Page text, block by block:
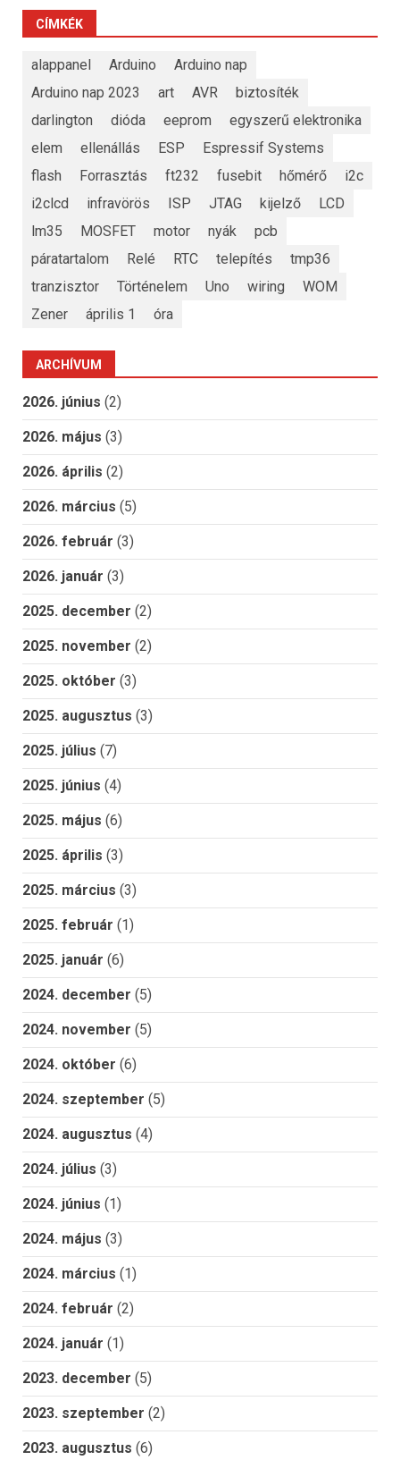
CÍMKÉK
alappanel Arduino
Arduino nap
Arduino nap 2023
art AVR
biztosíték
darlington
dióda eeprom
egyszerű elektronika
elem
ellenállás ESP
Espressif Systems
flash
Forrasztás ft232 fusebit hőmérő
i2c
i2clcd
infravörös ISP JTAG kijelző
LCD
lm35
MOSFET motor nyák
pcb
páratartalom
Relé RTC telepítés
tmp36
tranzisztor
Történelem Uno wiring
WOM
Zener
április 1 óra
ARCHÍVUM
2026. június (2)
2026. május (3)
2026. április (2)
2026. március (5)
2026. február (3)
2026. január (3)
2025. december (2)
2025. november (2)
2025. október (3)
2025. augusztus (3)
2025. július (7)
2025. június (4)
2025. május (6)
2025. április (3)
2025. március (3)
2025. február (1)
2025. január (6)
2024. december (5)
2024. november (5)
2024. október (6)
2024. szeptember (5)
2024. augusztus (4)
2024. július (3)
2024. június (1)
2024. május (3)
2024. március (1)
2024. február (2)
2024. január (1)
2023. december (5)
2023. szeptember (2)
2023. augusztus (6)